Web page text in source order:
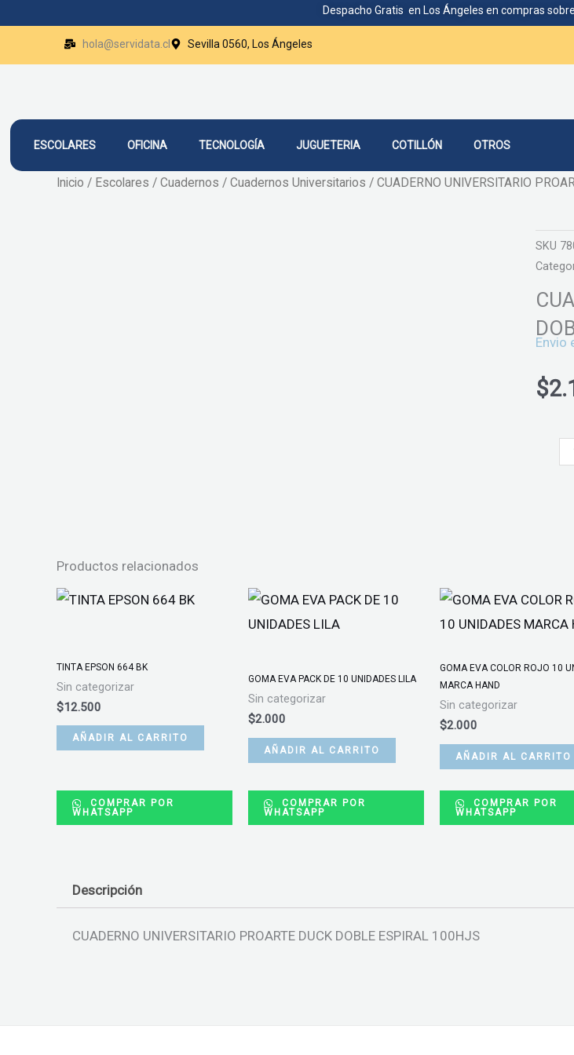
Despacho Gratis en Los Ángeles en compras
hola@servidata.cl Sevilla 0560, Los Ángeles
ESCOLARES OFICINA TECNOLOGÍA JUGUETERIA COTILLÓN OTROS
Inicio / Escolares / Cuadernos / Cuadernos Universitarios / CUADERNO UNIVERSITARIO
SKU
Envio
$
Productos relacionados
TINTA EPSON 664 BK
Sin categorizar
$12.500
AÑADIR AL CARRITO
COMPRAR POR
WHATSAPP
GOMA EVA PACK DE 10 UNIDADES LILA
Sin categorizar
$2.000
AÑADIR AL CARRITO
COMPRAR POR
WHATSAPP
GOMA EVA COLOR ROJO 10
MARCA HAND
Sin categorizar
$2.000
AÑADIR AL CARRITO
COMPRAR POR
WHATSAPP
Descripción
CUADERNO UNIVERSITARIO PROARTE DUCK DOBLE ESPIRAL 100HJS